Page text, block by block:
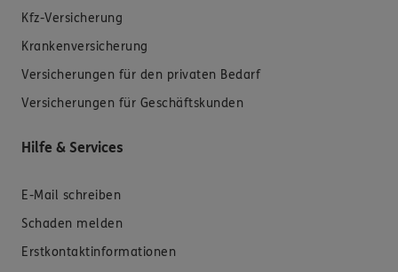
Kfz-Versicherung
Krankenversicherung
Versicherungen für den privaten Bedarf
Versicherungen für Geschäftskunden
Hilfe & Services
E-Mail schreiben
Schaden melden
Erstkontaktinformationen